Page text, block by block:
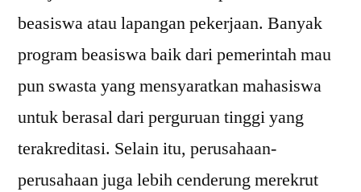
beasiswa atau lapangan pekerjaan. Banyak
program beasiswa baik dari pemerintah mau
pun swasta yang mensyaratkan mahasiswa
untuk berasal dari perguruan tinggi yang
terakreditasi. Selain itu, perusahaan-
perusahaan juga lebih cenderung merekrut